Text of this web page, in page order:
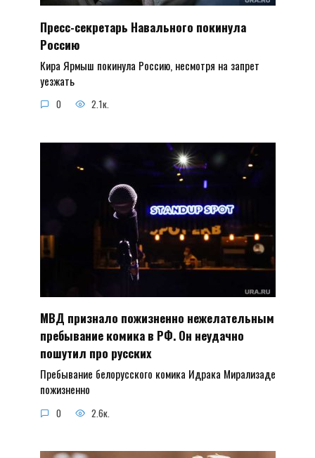
Пресс-секретарь Навального покинула
Россию
Кира Ярмыш покинула Россию, несмотря на запрет
уезжать
0 2.1к.
МВД признало пожизненно нежелательным
пребывание комика в РФ. Он неудачно
пошутил про русских
Пребывание белорусского комика Идрака Мирализаде
пожизненно
0 2.6к.